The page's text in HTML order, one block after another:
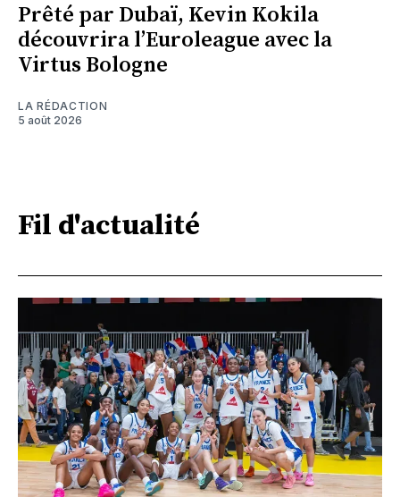
Prêté par Dubaï, Kevin Kokila
découvrira l’Euroleague avec la
Virtus Bologne
LA RÉDACTION
5 août 2026
Fil d'actualité